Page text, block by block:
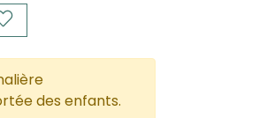
des enfants.